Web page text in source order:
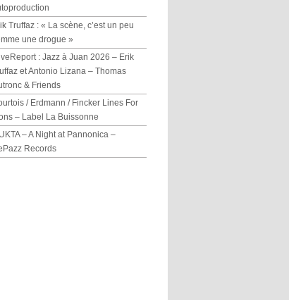
Truffaz : « La scène, c’est un peu
une drogue »
: Jazz à Juan 2026 – Erik
et Antonio Lizana – Thomas
& Friends
/ Erdmann / Fincker Lines For
– Label La Buissonne
– A Night at Pannonica –
Records